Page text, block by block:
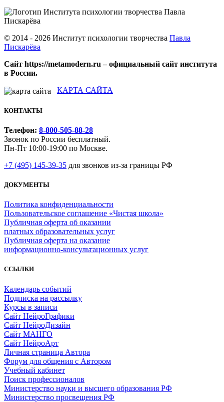
© 2014 - 2026 Институт психологии творчества Павла
Пискарёва
Сайт https://metamodern.ru – официальный сайт института
в России.
КАРТА САЙТА
КОНТАКТЫ
Телефон: 8-800-505-88-28
Звонок по России бесплатный.
Пн-Пт 10:00-19:00 по Москве.
+7 (495) 145-39-35 для звонков из-за границы РФ
ДОКУМЕНТЫ
Политика конфиденциальности
Пользовательское соглашение «Чистая школа»
Публичная оферта об оказании
платных образовательных услуг
Публичная оферта на оказание
информационно‑консультационных услуг
ССЫЛКИ
Календарь событий
Подписка на рассылку
Курсы в записи
Сайт НейроГрафики
Сайт НейроДизайн
Сайт МАНГО
Сайт НейроАрт
Личная страница Автора
Форум для общения с Автором
Учебный кабинет
Поиск профессионалов
Министерство науки и высшего образования РФ
Министерство просвещения РФ